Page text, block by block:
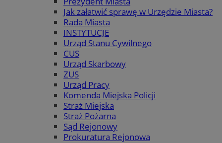
Jak załatwić sprawę w Urzędzie Miasta?
Rada Miasta
INSTYTUCJE
Urząd Stanu Cywilnego
CUS
Urząd Skarbowy
ZUS
Urząd Pracy
Komenda Miejska Policji
Straż Miejska
Straż Pożarna
Sąd Rejonowy
Prokuratura Rejonowa